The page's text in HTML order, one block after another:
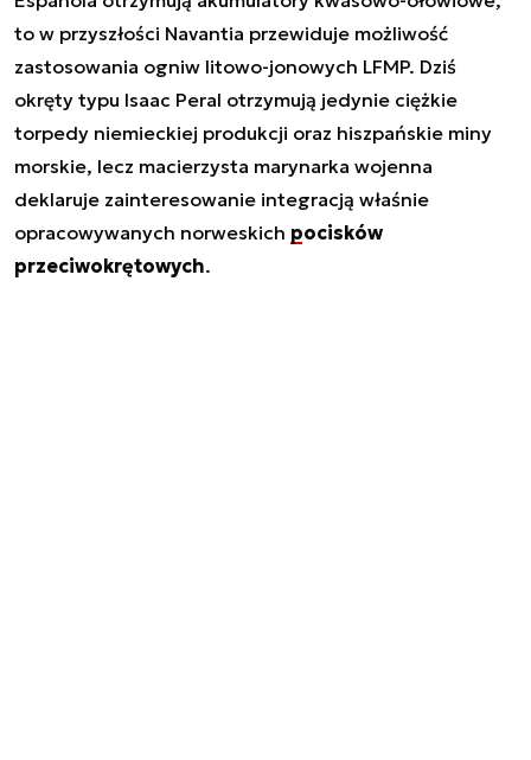
to w przyszłości Navantia przewiduje możliwość
zastosowania ogniw litowo-jonowych LFMP. Dziś
okręty typu Isaac Peral otrzymują jedynie ciężkie
torpedy niemieckiej produkcji oraz hiszpańskie miny
morskie, lecz macierzysta marynarka wojenna
deklaruje zainteresowanie integracją właśnie
opracowywanych norweskich pocisków
przeciwokrętowych.